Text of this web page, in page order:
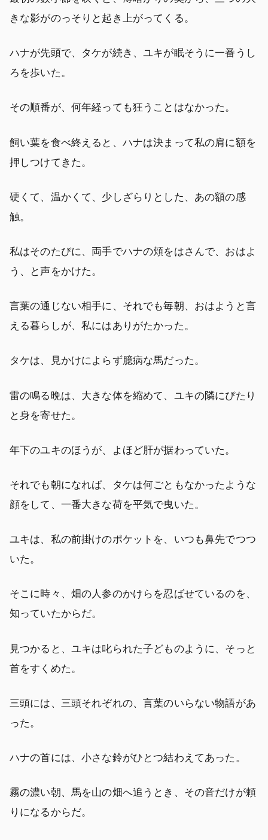
きな影がのっそりと起き上がってくる。
ハナが先頭で、タケが続き、ユキが眠そうに一番うし
ろを歩いた。
その順番が、何年経っても狂うことはなかった。
飼い葉を食べ終えると、ハナは決まって私の肩に額を
押しつけてきた。
硬くて、温かくて、少しざらりとした、あの額の感
触。
私はそのたびに、両手でハナの頬をはさんで、おはよ
う、と声をかけた。
言葉の通じない相手に、それでも毎朝、おはようと言
える暮らしが、私にはありがたかった。
タケは、見かけによらず臆病な馬だった。
雷の鳴る晩は、大きな体を縮めて、ユキの隣にぴたり
と身を寄せた。
年下のユキのほうが、よほど肝が据わっていた。
それでも朝になれば、タケは何ごともなかったような
顔をして、一番大きな荷を平気で曳いた。
ユキは、私の前掛けのポケットを、いつも鼻先でつつ
いた。
そこに時々、畑の人参のかけらを忍ばせているのを、
知っていたからだ。
見つかると、ユキは叱られた子どものように、そっと
首をすくめた。
三頭には、三頭それぞれの、言葉のいらない物語があ
った。
ハナの首には、小さな鈴がひとつ結わえてあった。
霧の濃い朝、馬を山の畑へ追うとき、その音だけが頼
りになるからだ。